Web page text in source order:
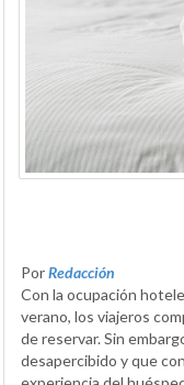
PorRedacción
Con la ocupación
verano, los viajeros
de reservar. Sin
desapercibido y que